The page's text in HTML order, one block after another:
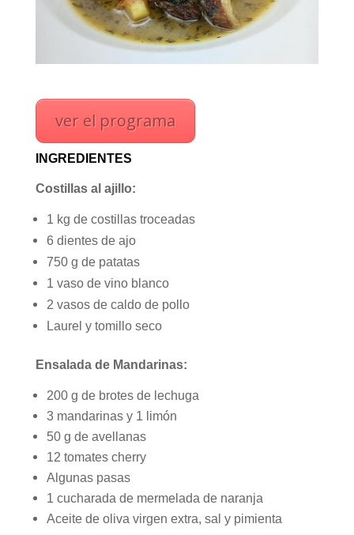
ver el programa
INGREDIENTES
Costillas al ajillo:
1 kg de costillas troceadas
6 dientes de ajo
750 g de patatas
1 vaso de vino blanco
2 vasos de caldo de pollo
Laurel y tomillo seco
Ensalada de Mandarinas:
200 g de brotes de lechuga
3 mandarinas y 1 limón
50 g de avellanas
12 tomates cherry
Algunas pasas
1 cucharada de mermelada de naranja
Aceite de oliva virgen extra, sal y pimienta